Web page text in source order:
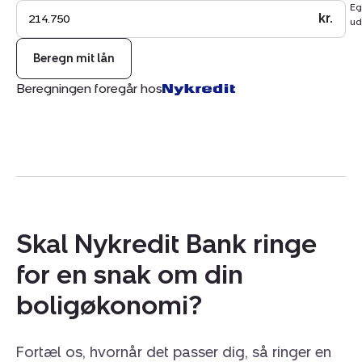
Sommerhuset udlejet gennem Esmark og indbringer ca.
kr.
Beregn mit lån
Beregningen foregår hos
Skal Nykredit Bank ringe
for en snak om din
boligøkonomi?
Fortæl os, hvornår det passer dig, så ringer en